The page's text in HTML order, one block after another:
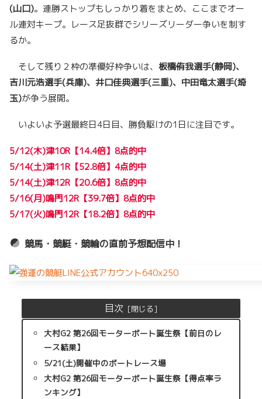
(山口)。連勝ストップもしっかり着をまとめ、ここまでオー
ル連対キープ。レース足抜群でシリーズリーダー争いを制す
るか。
そして残り２枠の準優好枠争いは、 板橋侑我選手(静岡)、
吉川元浩選手(兵庫)、井口佳典選手(三重)、中田竜太選手(埼
玉)が争う展開。
いよいよ予選最終日4日目、勝負駆けの1日に注目です。
5/12(木)津10R【14.4倍】8点的中
5/14(土)津11R【52.8倍】4点的中
5/14(土)津12R【20.6倍】8点的中
5/16(月)鳴門12R【39.7倍】8点的中
5/17(火)鳴門12R【18.2倍】8点的中
競馬・競艇・競輪の直前予想配信中！
目次
大村G2 第26回モーターボート誕生祭【前日のレ
ース結果】
5/21(土)開催中のボートレース場
大村G2 第26回モーターボート誕生祭【得点率ラ
ンキング】